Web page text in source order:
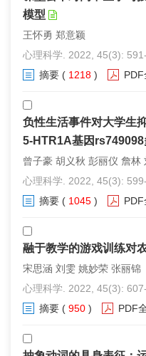
模型
王怀勇 郑意颖
心理科学. 2022, 45(3):
摘要 ( 1218 ) PDF
负性生活事件对大学生
5-HTR1A基因rs749098
曾子豪 胡义秋 彭丽仪 詹林
心理科学. 2022, 45(3):
摘要 ( 1045 ) PDF
融于教学的游戏训练对
宋思涵 刘雯 姚妙荣 张丽锦
心理科学. 2022, 45(3):
摘要 ( 950 ) PDF